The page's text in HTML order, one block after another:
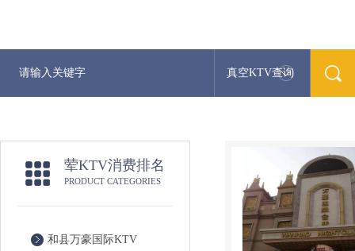
真空KTV查询
荤KTV消费排名
PRODUCT CATEGORIES
和县万豪国际KTV